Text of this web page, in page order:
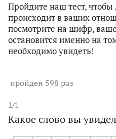
Пройдите наш тест,
происходит в ваших
посмотрите на шифр,
остановится именно на
необходимо увидеть!
пройден 598 раз
1/1
Какое слово вы